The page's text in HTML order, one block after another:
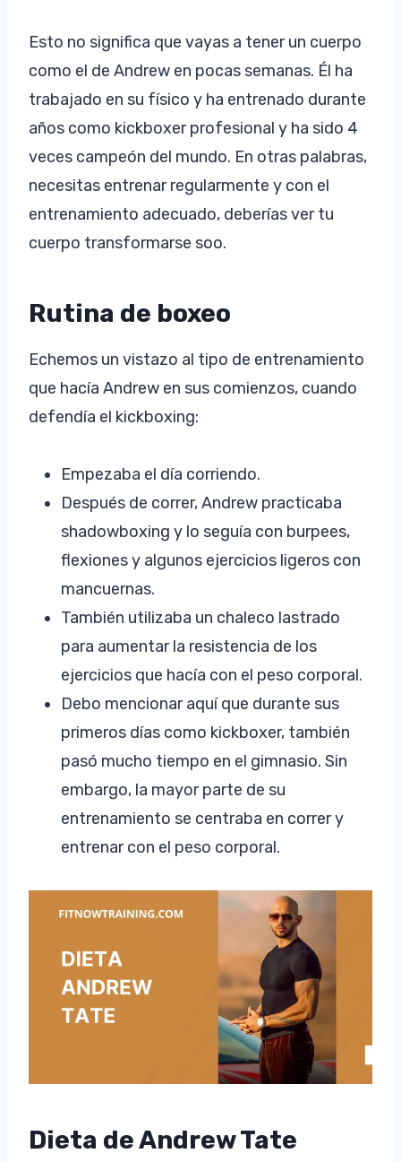
Esto no significa que vayas a tener un cuerpo
como el de Andrew en pocas semanas. Él ha
trabajado en su físico y ha entrenado durante
años como kickboxer profesional y ha sido 4
veces campeón del mundo. En otras palabras,
necesitas entrenar regularmente y con el
entrenamiento adecuado, deberías ver tu
cuerpo transformarse soo.
Rutina de boxeo
Echemos un vistazo al tipo de entrenamiento
que hacía Andrew en sus comienzos, cuando
defendía el kickboxing:
Empezaba el día corriendo.
Después de correr, Andrew practicaba
shadowboxing y lo seguía con burpees,
flexiones y algunos ejercicios ligeros con
mancuernas.
También utilizaba un chaleco lastrado
para aumentar la resistencia de los
ejercicios que hacía con el peso corporal.
Debo mencionar aquí que durante sus
primeros días como kickboxer, también
pasó mucho tiempo en el gimnasio. Sin
embargo, la mayor parte de su
entrenamiento se centraba en correr y
entrenar con el peso corporal.
Dieta de Andrew Tate